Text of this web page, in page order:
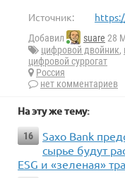
Источник:
Добавил suare 28
цифровой двойник,
цифровой суррогат
Россия
нет комментариев
На эту же тему:
16
Saxo Bank
сырье будут
ESG и «зеленая»